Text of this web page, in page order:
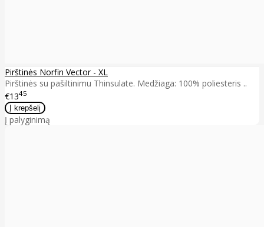
Pirštinės Norfin Vector - XL
Pirštinės su pašiltinimu Thinsulate. Medžiaga: 100% poliesteris ..
€1345
Į palyginimą